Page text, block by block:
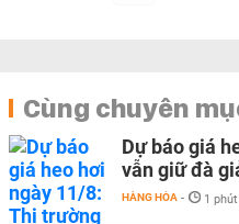
Cùng chuyên
Dự báo giá
vẫn giữ đà
HÀNG HÓA - 1